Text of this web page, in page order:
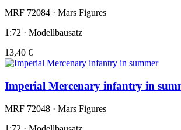
MRF 72084 · Mars Figures
1:72 · Modellbausatz
13,40 €
Imperial Mercenary infantry in
MRF 72048 · Mars Figures